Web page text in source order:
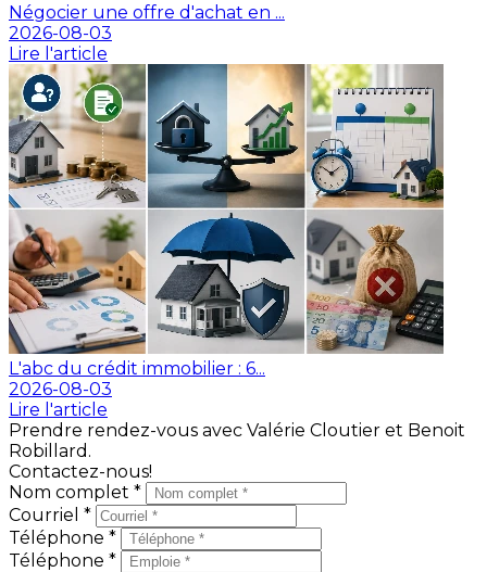
Négocier une offre d'achat en ...
2026-08-03
Lire l'article
L'abc du crédit immobilier : 6...
2026-08-03
Lire l'article
Prendre rendez-vous avec Valérie Cloutier et Benoit
Robillard.
Contactez-nous!
Nom complet *
Courriel *
Téléphone *
Téléphone *